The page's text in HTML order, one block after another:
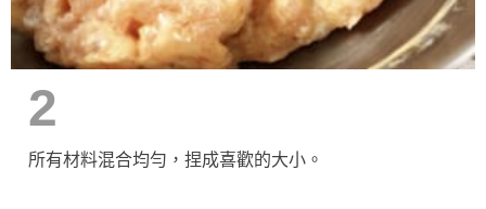
2
所有材料混合均勻，捏成喜歡的大小。